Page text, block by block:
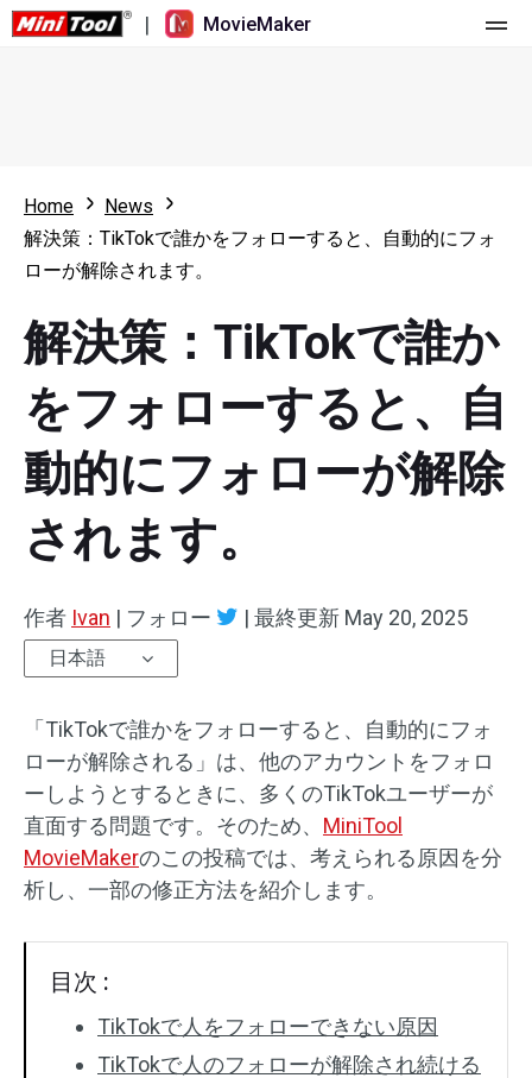
| MovieMaker
更新履歴
マルチトラック動画編集
アスペクト比
速度変更/リバース
トリミング/スプリット/クロップ
テキスト/エレメント
動画色調整
回転/反転
バッチ処理
リソース
ビデオ編集のヒント
画面録画ツール
動画変換ツール
オンライン動画ダウンロード ツール
Home
News
解決策：TikTokで誰かをフォローすると、自動的にフォ
ローが解除されます。
解決策：TikTokで誰か
をフォローすると、自
動的にフォローが解除
されます。
作者 Ivan | フォロー | 最終更新 May 20, 2025
日本語
「TikTokで誰かをフォローすると、自動的にフォ
ローが解除される」は、他のアカウントをフォロ
ーしようとするときに、多くのTikTokユーザーが
直面する問題です。そのため、 MiniTool
MovieMakerのこの投稿では、考えられる原因を分
析し、一部の修正方法を紹介します。
目次 :
TikTokで人をフォローできない原因
TikTokで人のフォローが解除され続ける